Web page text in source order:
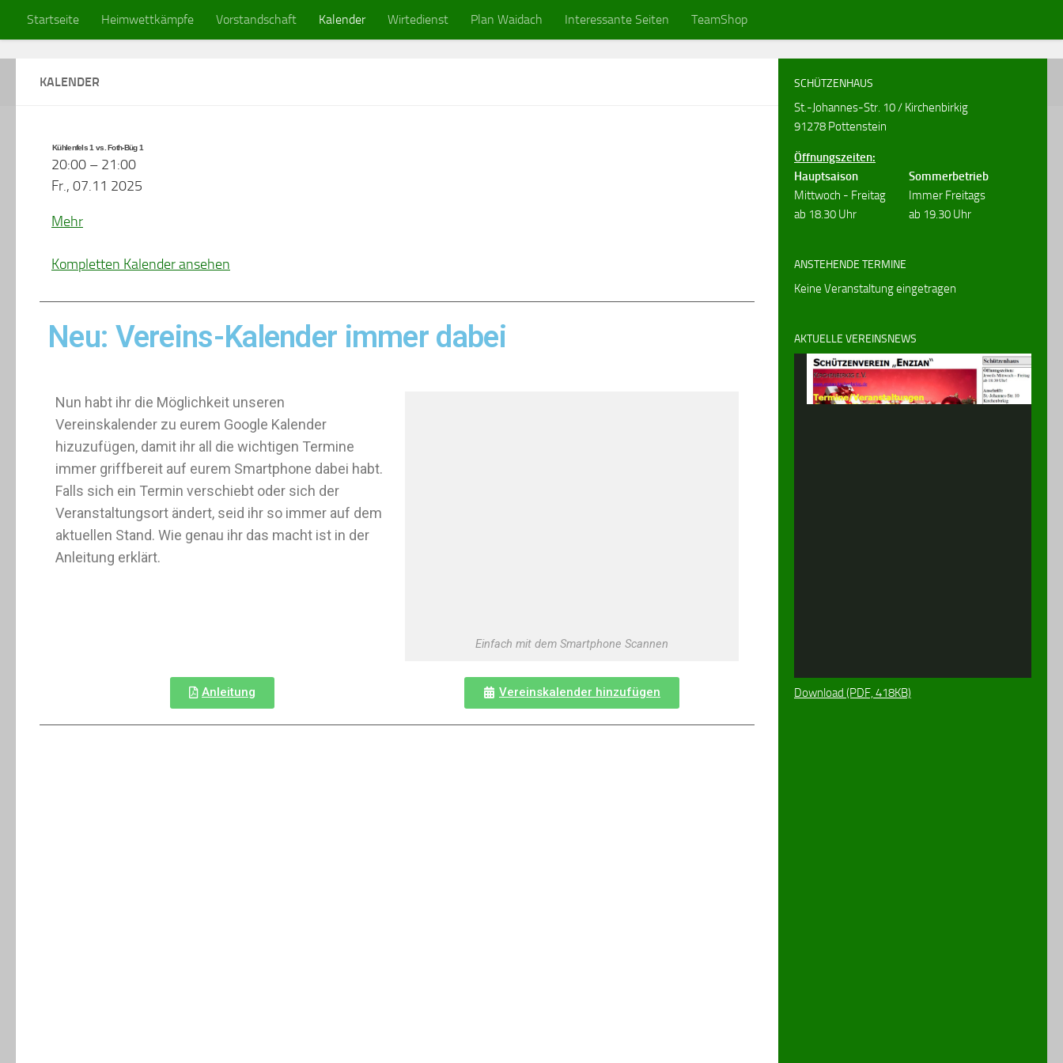
Zum Inhalt springen
Startseite Heimwettkämpfe Vorstandschaft Kalender Wirtedienst Plan Waidach Interessante Seiten TeamShop
KALENDER
Kühlenfels 1 vs. Foth-Büg 1
20:00 – 21:00
Fr., 07.11 2025
Mehr
Kompletten Kalender ansehen
Neu: Vereins-Kalender immer dabei
Nun habt ihr die Möglichkeit unseren
Vereinskalender zu eurem Google Kalender
hizuzufügen, damit ihr all die wichtigen Termine
immer griffbereit auf eurem Smartphone dabei habt.
Falls sich ein Termin verschiebt oder sich der
Veranstaltungsort ändert, seid ihr so immer auf dem
aktuellen Stand. Wie genau ihr das macht ist in der
Anleitung erklärt.
Einfach mit dem Smartphone Scannen
Anleitung Vereinskalender hinzufügen
SCHÜTZENHAUS
St.-Johannes-Str. 10 / Kirchenbirkig
91278 Pottenstein
Öffnungszeiten:
Hauptsaison
Sommerbetrieb
Mittwoch - Freitag
Immer Freitags
ab 18.30 Uhr
ab 19.30 Uhr
ANSTEHENDE TERMINE
Keine Veranstaltung eingetragen
AKTUELLE VEREINSNEWS
Download (PDF, 418KB)